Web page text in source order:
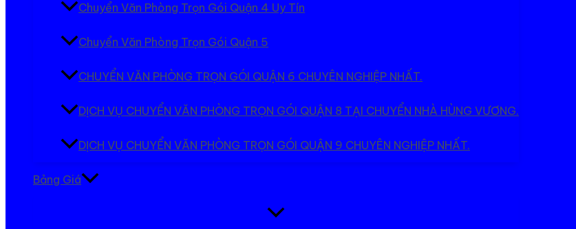
Chuyển Văn Phòng Trọn Gói Quận 4 Uy Tín
Chuyển Văn Phòng Trọn Gói Quận 5
CHUYỂN VĂN PHÒNG TRỌN GÓI QUẬN 6 CHUYÊN NGHIỆP NHẤT.
DỊCH VỤ CHUYỂN VĂN PHÒNG TRỌN GÓI QUẬN 8 TẠI CHUYỂN NHÀ HÙNG VƯƠNG.
DỊCH VỤ CHUYỂN VĂN PHÒNG TRỌN GÓI QUẬN 9 CHUYÊN NGHIỆP NHẤT.
Bảng Giá
Bật/tắt